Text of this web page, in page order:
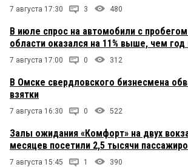
7 августа 17:30 3 480
В июле спрос на автомобили с
области оказался на 11% выше, чем год
7 августа 17:00 0 312
В Омске свердловского бизнесмена
взятки
7 августа 16:30 0 522
Залы ожидания «Комфорт» на двух
месяцев посетили 2,5 тысячи
7 августа 15:45 1 390